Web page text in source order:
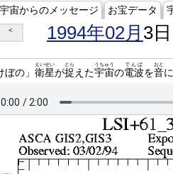
宇宙からのメッセージ お宝データ
< 1994年02月 3日
ぼの」 衛星
えいせい
が捉
とら
えた宇宙
うちゅう
の電波
でんぱ
を音
おと